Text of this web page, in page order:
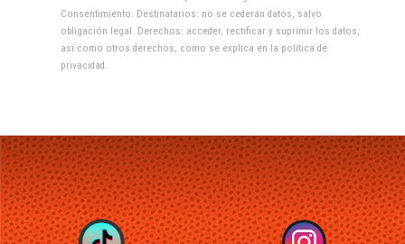
Consentimiento. Destinatarios: no se cederán datos, salvo
obligación legal. Derechos: acceder, rectificar y suprimir los datos,
así como otros derechos, como se explica en la política de
privacidad.